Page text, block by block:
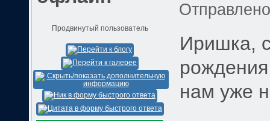
Продвинутый пользователь
Иришка,
нам уже